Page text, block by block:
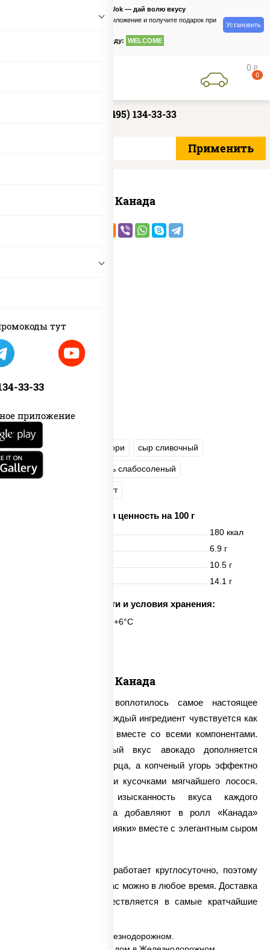
тут
33-33
приложение
PizzaSushiWok — дай волю вкусу
Скачайте приложение и получите подарок при
по промокоду: WELCOME
Установить
0 руб
0
+7 (495) 134-33-33
Канада
соус "Унаги" нори сыр сливочный
огурцы свежие лосось слабосоленый
кунжут
Пищевая ценность на 100 г
180 ккал
6.9 г
10.5 г
14.1 г
Срок годности и условия хранения:
6 часов при t° от +2°C до +6°C
Канада
В роллах «Канада» воплотилось самое настоящее
царство вкуса, в них каждый ингредиент чувствуется как
по отдельности, так и вместе со всеми компонентами.
Сочный и сладковатый вкус авокадо дополняется
ароматной зеленью огурца, а копченый угорь эффектно
гармонирует с жирными кусочками мягчайшего лосося.
Чтобы подчеркнуть изысканность вкуса каждого
продукта, наши повара добавляют в ролл «Канада»
специальный соус «Терияки» вместе с элегантным сыром
Наша служба заказов работает круглосуточно, поэтому
заказать это блюдо у нас можно в любое время. Доставка
ролла «Канада» осуществляется в самые кратчайшие
✅ Канада заказать в Железнодорожном.